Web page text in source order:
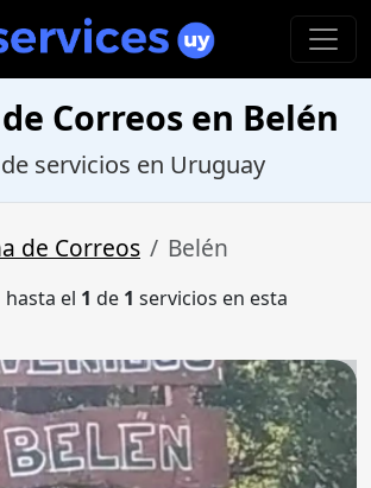
Correos en Belén
servicios en Uruguay
de Correos Belén
hasta el 1 de 1 servicios en esta